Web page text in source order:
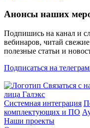
Анонсы наших
Подпишись на канал и
вебинаров, читай
полезные статьи и
Подписаться на
Связаться с
лица Галэкс
Системная интеграция
комплектующих и ПО
Наши проекты